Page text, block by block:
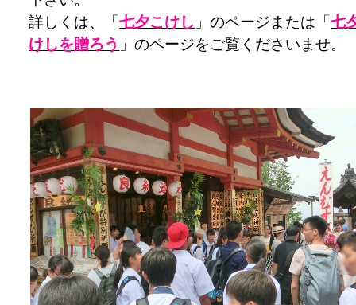
詳しくは、「七夕こけし 」のページまたは「七
けしを贈ろう 」のページをご覧くださいませ。